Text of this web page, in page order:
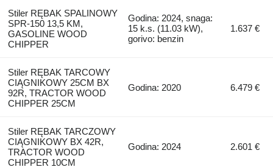
Stiler RĘBAK SPALINOWY
SPR-150 13,5 KM,
GASOLINE WOOD
CHIPPER
Godina: 2024, snaga:
15 k.s. (11.03 kW),
gorivo: benzin
1.637 €
Stiler RĘBAK TARCOWY
CIĄGNIKOWY 25CM BX
92R, TRACTOR WOOD
CHIPPER 25CM
Godina: 2020 6.479 €
Stiler RĘBAK TARCZOWY
CIĄGNIKOWY BX 42R,
TRACTOR WOOD
CHIPPER 10CM
Godina: 2024 2.601 €